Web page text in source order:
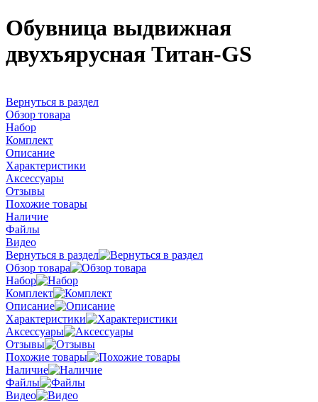
Обувница выдвижная
двухъярусная Титан-GS
Вернуться в раздел
Обзор товара
Набор
Комплект
Описание
Характеристики
Аксессуары
Отзывы
Похожие товары
Наличие
Файлы
Видео
Вернуться в раздел
Обзор товара
Набор
Комплект
Описание
Характеристики
Аксессуары
Отзывы
Похожие товары
Наличие
Файлы
Видео